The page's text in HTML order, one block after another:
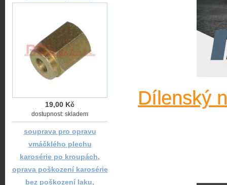
Dílenský
19,00 Kč
dostupnost: skladem
souprava pro opravu
vmáčklého plechu
karosérie po kroupách,
oprava poškození karosérie
bez poškození laku,